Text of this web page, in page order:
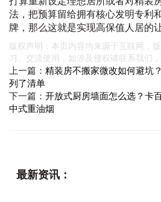
法，把预算留给拥有核心发明专利
牌，那么这就是实现高保值人居的
版权声明：本页内容均来源于互联网，
习、交流使用，如涉及侵权请联系我们
上一篇： 精装房不搬家微改如何避坑
列了清单
下一篇： 开放式厨房墙面怎么选？卡
中式重油烟
最新资讯：